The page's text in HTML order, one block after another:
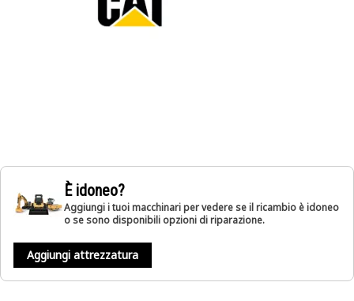
È idoneo?
Aggiungi i tuoi macchinari per vedere se il ricambio è idoneo
o se sono disponibili opzioni di riparazione.
Aggiungi attrezzatura